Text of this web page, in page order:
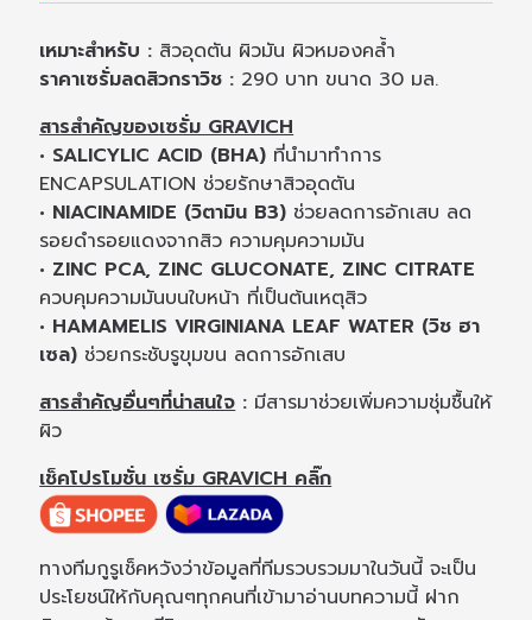
เหมาะสำหรับ : สิวอุดตัน ผิวมัน ผิวหมองคล้ำ
ราคาเซรั่มลดสิวกราวิช : 290 บาท ขนาด 30 มล.
สารสำคัญของเซรั่ม GRAVICH
• SALICYLIC ACID (BHA) ที่นำมาทำการ
ENCAPSULATION ช่วยรักษาสิวอุดตัน
• NIACINAMIDE (วิตามิน B3) ช่วยลดการอักเสบ ลด
รอยดำรอยแดงจากสิว ความคุมความมัน
• ZINC PCA, ZINC GLUCONATE, ZINC CITRATE
ควบคุมความมันบนใบหน้า ที่เป็นต้นเหตุสิว
• HAMAMELIS VIRGINIANA LEAF WATER (วิช ฮา
เซล) ช่วยกระชับรูขุมขน ลดการอักเสบ
สารสำคัญอื่นๆที่น่าสนใจ: มีสารมาช่วยเพิ่มความชุ่มชื้นให้
ผิว
เช็คโปรโมชั่น เซรั่ม GRAVICH คลิ๊ก
ทางทีมกูรูเช็คหวังว่าข้อมูลที่ทีมรวบรวมมาในวันนี้ จะเป็น
ประโยชน์ให้กับคุณๆทุกคนที่เข้ามาอ่านบทความนี้ ฝาก